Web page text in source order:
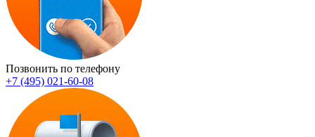
Позвонить по телефону
+7 (495) 021-60-08